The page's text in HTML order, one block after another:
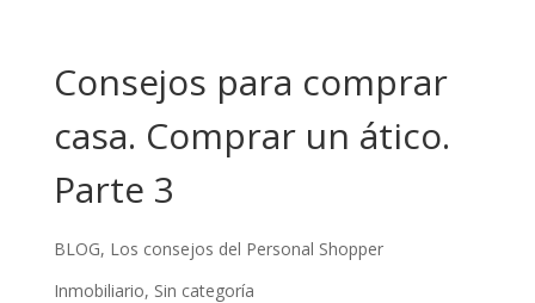
Consejos para comprar
casa. Comprar un ático.
Parte 3
BLOG, Los consejos del Personal Shopper
Inmobiliario, Sin categoría